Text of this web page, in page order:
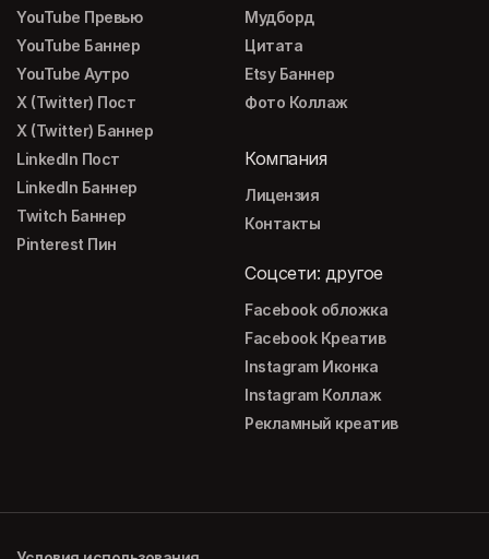
YouTube Превью
YouTube Баннер
YouTube Аутро
X (Twitter) Пост
X (Twitter) Баннер
LinkedIn Пост
LinkedIn Баннер
Twitch Баннер
Pinterest Пин
Мудборд
Цитата
Etsy Баннер
Фото Коллаж
Компания
Лицензия
Контакты
Соцсети: другое
Facebook обложка
Facebook Креатив
Instagram Иконка
Instagram Коллаж
Рекламный креатив